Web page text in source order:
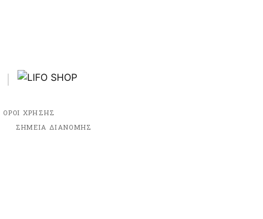
ΟΡΟΙ ΧΡΗΣΗΣ
ΣΗΜΕΙΑ ΔΙΑΝΟΜΗΣ